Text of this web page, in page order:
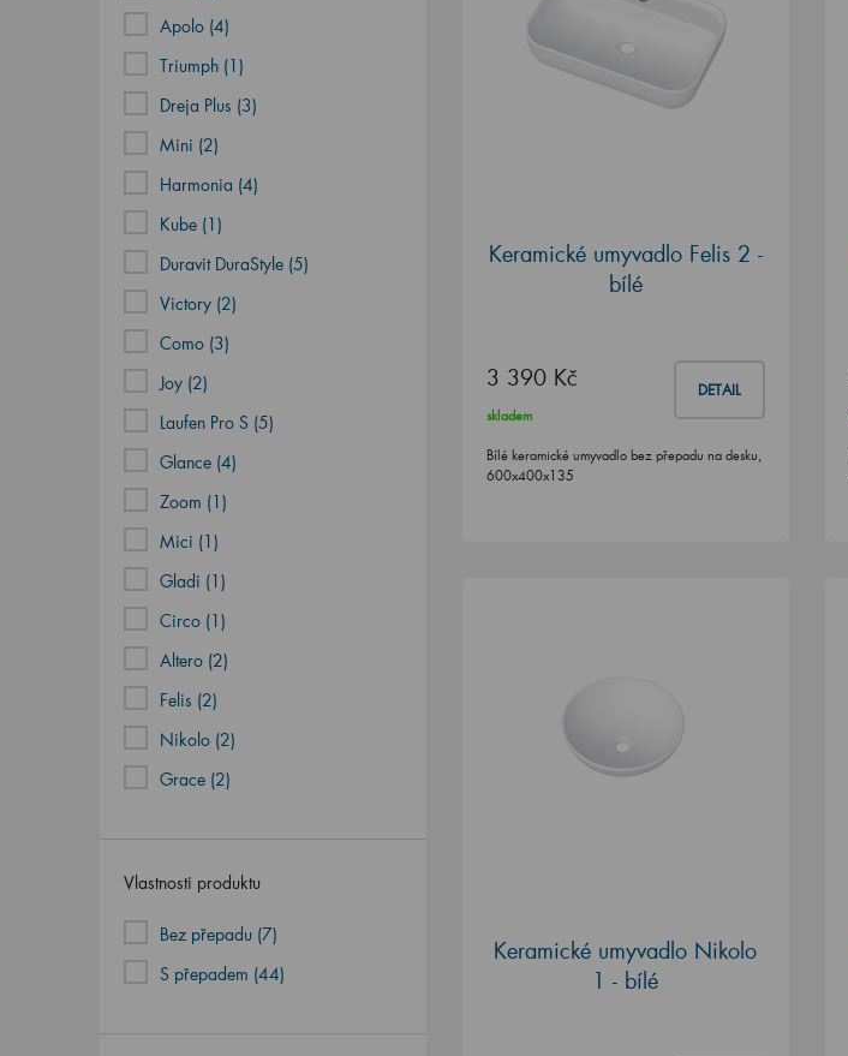
Apolo (4)
Triumph (1)
Dreja Plus (3)
Mini (2)
Harmonia (4)
Kube (1)
Duravit DuraStyle (5)
Victory (2)
Como (3)
Joy (2)
Laufen Pro S (5)
Glance (4)
Zoom (1)
Mici (1)
Gladi (1)
Circo (1)
Altero (2)
Felis (2)
Nikolo (2)
Grace (2)
Vlastnosti produktu
Bez přepadu (7)
S přepadem (44)
Keramické umyvadlo Felis 2 -
bílé
3 390 Kč DETAIL
skladem
Bílé keramické umyvadlo bez přepadu na desku,
600x400x135
Keramické umyvadlo Nikolo
1 - bílé